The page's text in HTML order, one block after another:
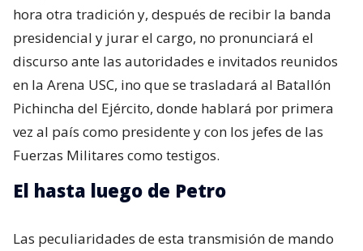
hora otra tradición y, después de recibir la banda
presidencial y jurar el cargo, no pronunciará el
discurso ante las autoridades e invitados reunidos
en la Arena USC, ino que se trasladará al Batallón
Pichincha del Ejército, donde hablará por primera
vez al país como presidente y con los jefes de las
Fuerzas Militares como testigos.
El hasta luego de Petro
Las peculiaridades de esta transmisión de mando